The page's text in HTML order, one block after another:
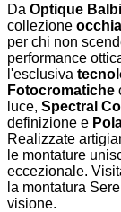
Da Optique
collezione
per chi non
performance
l'esclusiva
Fotocromatiche
luce, Spectral
definizione e
Realizzate
le montature
eccezionale.
la montatura
visione.